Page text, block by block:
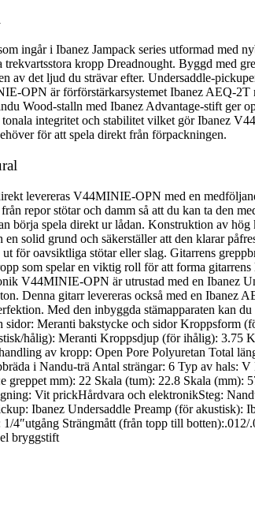
ingår i Ibanez Jampack series utformad med
kropp Dreadnought. Byggd med
av det ljud du strävar efter. Undersaddle-
OPN är förförstärkarsystemet Ibanez AEQ-
Wood-stalln med Ibanez Advantage-stift ger
integritet och stabilitet vilket gör Ibanez
för att spela direkt från förpackningen.
levereras V44MINIE-OPN med en
repor stötar och damm så att du kan ta den
börja spela direkt ur lådan. Konstruktion av
solid grund och säkerställer att den klarar
för oavsiktliga stötar eller slag. Gitarrens
som spelar en viktig roll för att forma
V44MINIE-OPN är utrustad med en Ibanez
Denna gitarr levereras också med en Ibanez
Med den inbyggda stämapparaten kan
Meranti bakstycke och sidor Kroppsform
hålig): Meranti Kroppsdjup (för ihålig): 3.75
av kropp: Open Pore Polyuretan Total
i Nandu-trä Antal strängar: 6 Typ av hals:
mm): 22 Skala (tum): 22.8 Skala
Vit prickHårdvara och elektronikSteg:
Ibanez Undersaddle Preamp (för
1/4″utgång Strängmått (från topp till
bryggstift